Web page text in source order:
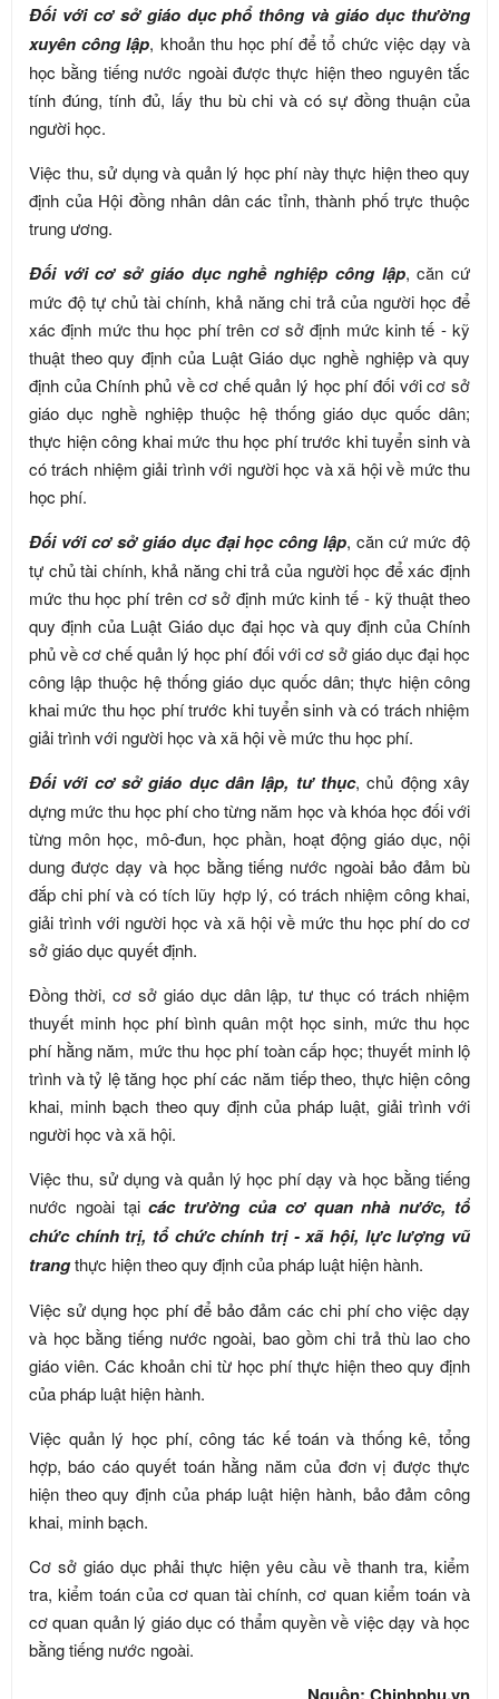
Đối với cơ sở giáo dục phổ thông và giáo dục thường
xuyên công lập, khoản thu học phí để tổ chức việc dạy và
học bằng tiếng nước ngoài được thực hiện theo nguyên tắc
tính đúng, tính đủ, lấy thu bù chi và có sự đồng thuận của
người học.
Việc thu, sử dụng và quản lý học phí này thực hiện theo quy
định của Hội đồng nhân dân các tỉnh, thành phố trực thuộc
trung ương.
Đối với cơ sở giáo dục nghề nghiệp công lập, căn cứ
mức độ tự chủ tài chính, khả năng chi trả của người học để
xác định mức thu học phí trên cơ sở định mức kinh tế - kỹ
thuật theo quy định của Luật Giáo dục nghề nghiệp và quy
định của Chính phủ về cơ chế quản lý học phí đối với cơ sở
giáo dục nghề nghiệp thuộc hệ thống giáo dục quốc dân;
thực hiện công khai mức thu học phí trước khi tuyển sinh và
có trách nhiệm giải trình với người học và xã hội về mức thu
học phí.
Đối với cơ sở giáo dục đại học công lập, căn cứ mức độ
tự chủ tài chính, khả năng chi trả của người học để xác định
mức thu học phí trên cơ sở định mức kinh tế - kỹ thuật theo
quy định của Luật Giáo dục đại học và quy định của Chính
phủ về cơ chế quản lý học phí đối với cơ sở giáo dục đại học
công lập thuộc hệ thống giáo dục quốc dân; thực hiện công
khai mức thu học phí trước khi tuyển sinh và có trách nhiệm
giải trình với người học và xã hội về mức thu học phí.
Đối với cơ sở giáo dục dân lập, tư thục, chủ động xây
dựng mức thu học phí cho từng năm học và khóa học đối với
từng môn học, mô-đun, học phần, hoạt động giáo dục, nội
dung được dạy và học bằng tiếng nước ngoài bảo đảm bù
đắp chi phí và có tích lũy hợp lý, có trách nhiệm công khai,
giải trình với người học và xã hội về mức thu học phí do cơ
sở giáo dục quyết định.
Đồng thời, cơ sở giáo dục dân lập, tư thục có trách nhiệm
thuyết minh học phí bình quân một học sinh, mức thu học
phí hằng năm, mức thu học phí toàn cấp học; thuyết minh lộ
trình và tỷ lệ tăng học phí các năm tiếp theo, thực hiện công
khai, minh bạch theo quy định của pháp luật, giải trình với
người học và xã hội.
Việc thu, sử dụng và quản lý học phí dạy và học bằng tiếng
nước ngoài tạicác trường của cơ quan nhà nước, tổ
chức chính trị, tổ chức chính trị - xã hội, lực lượng vũ
trangthực hiện theo quy định của pháp luật hiện hành.
Việc sử dụng học phí để bảo đảm các chi phí cho việc dạy
và học bằng tiếng nước ngoài, bao gồm chi trả thù lao cho
giáo viên. Các khoản chi từ học phí thực hiện theo quy định
của pháp luật hiện hành.
Việc quản lý học phí, công tác kế toán và thống kê, tổng
hợp, báo cáo quyết toán hằng năm của đơn vị được thực
hiện theo quy định của pháp luật hiện hành, bảo đảm công
khai, minh bạch.
Cơ sở giáo dục phải thực hiện yêu cầu về thanh tra, kiểm
tra, kiểm toán của cơ quan tài chính, cơ quan kiểm toán và
cơ quan quản lý giáo dục có thẩm quyền về việc dạy và học
bằng tiếng nước ngoài.